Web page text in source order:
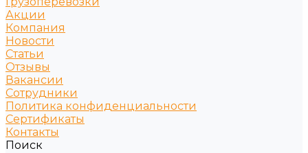
Акции
Компания
Новости
Статьи
Отзывы
Вакансии
Сотрудники
Политика конфиденциальности
Сертификаты
Контакты
Поиск